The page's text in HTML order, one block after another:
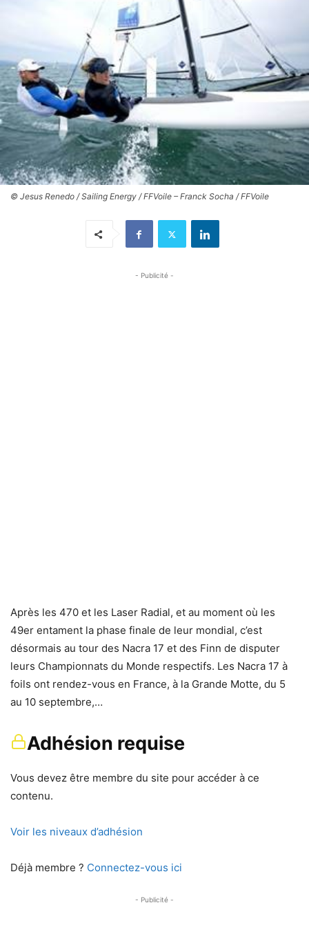
© Jesus Renedo / Sailing Energy / FFVoile – Franck Socha / FFVoile
- Publicité -
Après les 470 et les Laser Radial, et au moment où les
49er entament la phase finale de leur mondial, c’est
désormais au tour des Nacra 17 et des Finn de disputer
leurs Championnats du Monde respectifs. Les Nacra 17 à
foils ont rendez-vous en France, à la Grande Motte, du 5
au 10 septembre,…
Adhésion requise
Vous devez être membre du site pour accéder à ce
contenu.
Voir les niveaux d’adhésion
Déjà membre ? Connectez-vous ici
- Publicité -